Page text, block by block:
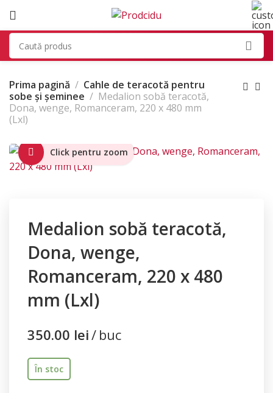
Prima pagină
Cahle de teracotă pentru
sobe și șeminee
Medalion sobă teracotă,
Dona, wenge, Romanceram, 220 x 480 mm
(Lxl)
Click pentru zoom
Medalion sobă teracotă,
Dona, wenge,
Romanceram, 220 x 480
mm (Lxl)
350.00 lei buc
În stoc